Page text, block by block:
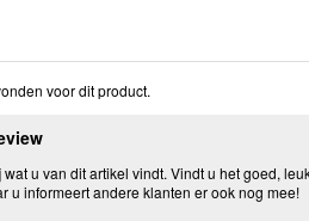
voor dit product.
u van dit artikel vindt. Vindt u het goed,
u informeert andere klanten er ook nog mee!